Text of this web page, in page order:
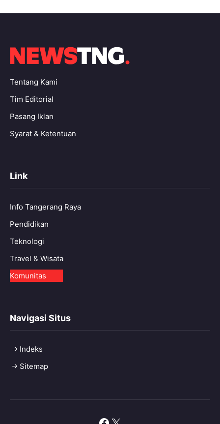
Tentang Kami
Tim Editorial
Pasang Iklan
Syarat & Ketentuan
Link
Info Tangerang Raya
Pendidikan
Teknologi
Travel & Wisata
Komunitas
Navigasi Situs
Indeks
Sitemap